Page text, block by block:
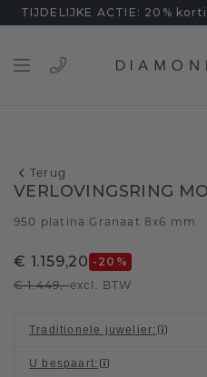
TIJDELIJKE ACTIE: 20%
Terug
VERLOVINGSRING
950 platina /Granaat 8x6 mm
€ 1.159,20 -20 %
€ 1.449,-excl. BTW
Traditionele juwelier:
U bespaart: